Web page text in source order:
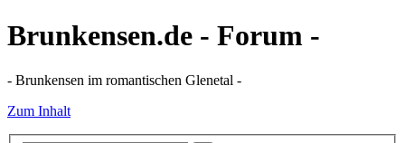
Brunkensen.de - Forum -
- Brunkensen im romantischen Glenetal -
Zum Inhalt